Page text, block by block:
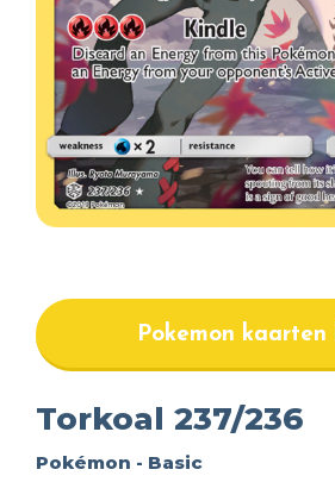
Pokemon kaarten
Torkoal 237/236
Pokémon - Basic